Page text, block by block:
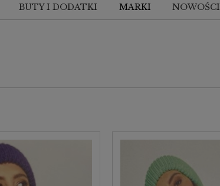
BUTY I DODATKI MARKI NOWOŚCI